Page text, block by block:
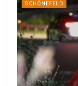
SCHÖNEFELD